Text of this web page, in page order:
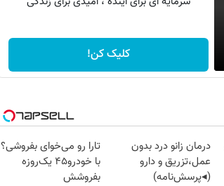
کلیک کن!
درمان زانو درد بدون
عمل،تزریق و دارو
(◂پرسش‌نامه)
تارا رو می‌خوای بفروشی؟
با خودرو۴۵ یک‌روزه
بفروشش